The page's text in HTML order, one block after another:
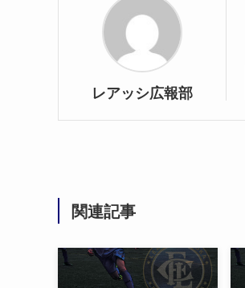
レアッシ広報部
関連記事